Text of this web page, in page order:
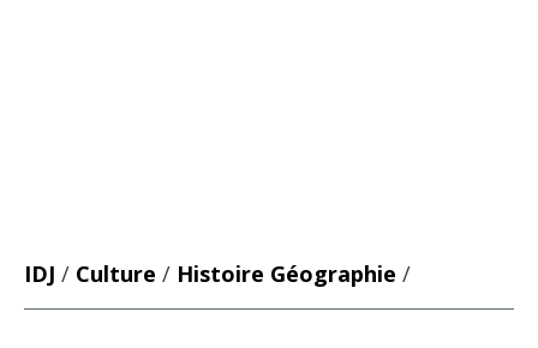
IDJ / Culture / Histoire Géographie /